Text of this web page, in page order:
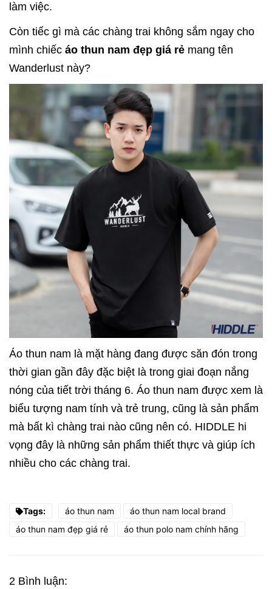
làm việc.
Còn tiếc gì mà các chàng trai không sắm ngay cho
mình chiếc áo thun nam đẹp giá rẻ mang tên
Wanderlust này?
Áo thun nam là mặt hàng đang được săn đón trong
thời gian gần đây đặc biệt là trong giai đoạn nắng
nóng của tiết trời tháng 6. Áo thun nam được xem là
biểu tượng nam tính và trẻ trung, cũng là sản phẩm
mà bất kì chàng trai nào cũng nên có. HIDDLE hi
vọng đây là những sản phẩm thiết thực và giúp ích
nhiều cho các chàng trai.
Tags: áo thun nam
áo thun nam local brand
áo thun nam đẹp giá rẻ
áo thun polo nam chính hãng
2 Bình luận: